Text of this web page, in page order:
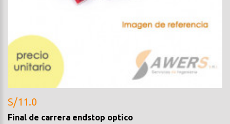
S/11.0
Final de carrera endstop optico